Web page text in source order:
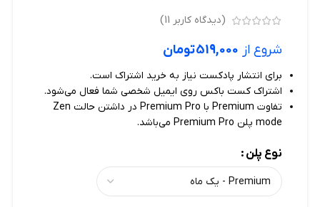
(دیدگاه کاربر 11
)
شروع از 519,000تومان
برای انتشار پادکست نیاز به خرید اشتراک است.
اشتراک کست باکس روی ایمیل شخصی شما فعال می‌شود.
تفاوت Premium با Premium Pro در داشتن حالت Zen
mode پلن Premium Pro می‌باشد.
نوع پلن